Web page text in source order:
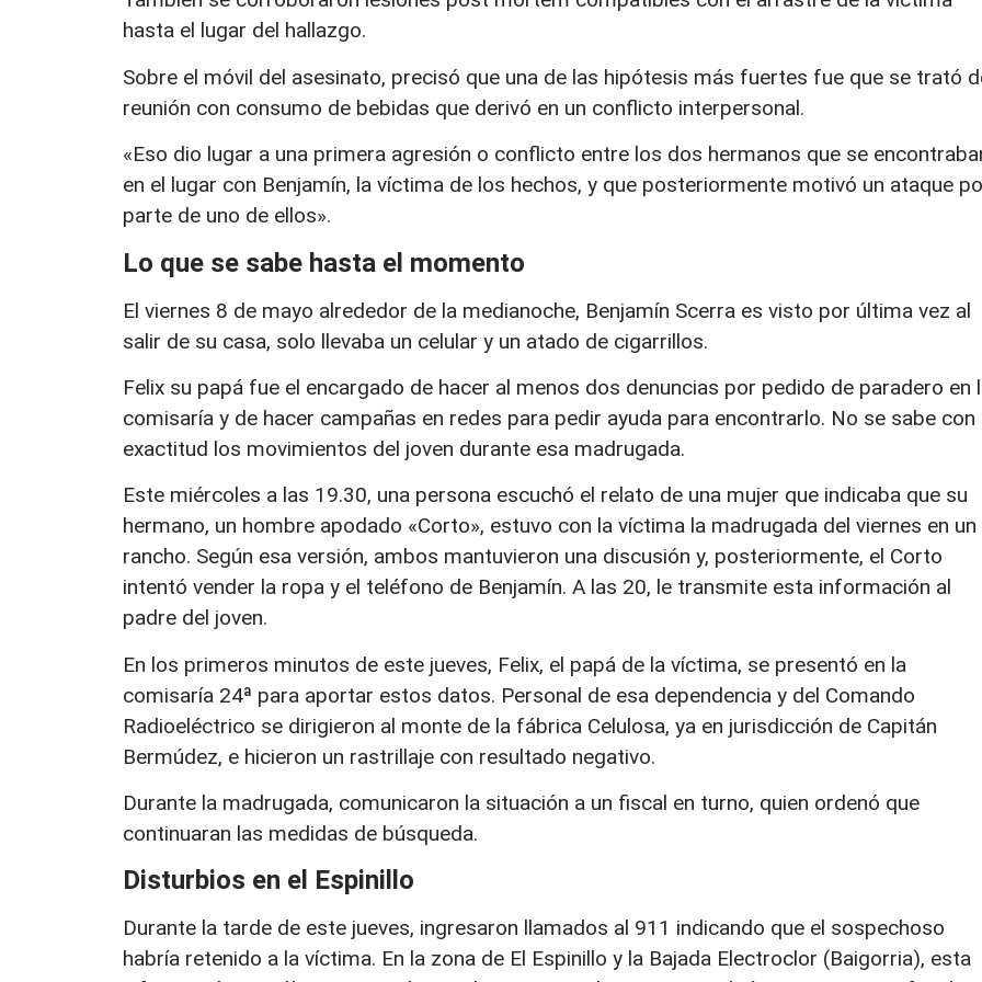
hasta el lugar del hallazgo.
Sobre el móvil del asesinato, precisó que una de las hipótesis más fuertes fue que se trató
reunión con consumo de bebidas que derivó en un conflicto interpersonal.
«Eso dio lugar a una primera agresión o conflicto entre los dos hermanos que se
en el lugar con Benjamín, la víctima de los hechos, y que posteriormente motivó un ataque
parte de uno de ellos».
Lo que se sabe hasta el momento
El viernes 8 de mayo alrededor de la medianoche, Benjamín Scerra es visto por última vez al
salir de su casa, solo llevaba un celular y un atado de cigarrillos.
Felix su papá fue el encargado de hacer al menos dos denuncias por pedido de paradero en
comisaría y de hacer campañas en redes para pedir ayuda para encontrarlo. No se sabe con
exactitud los movimientos del joven durante esa madrugada.
Este miércoles a las 19.30, una persona escuchó el relato de una mujer que indicaba que su
hermano, un hombre apodado «Corto», estuvo con la víctima la madrugada del viernes en un
rancho. Según esa versión, ambos mantuvieron una discusión y, posteriormente, el Corto
intentó vender la ropa y el teléfono de Benjamín. A las 20, le transmite esta información al
padre del joven.
En los primeros minutos de este jueves, Felix, el papá de la víctima, se presentó en la
comisaría 24ª para aportar estos datos. Personal de esa dependencia y del Comando
Radioeléctrico se dirigieron al monte de la fábrica Celulosa, ya en jurisdicción de Capitán
Bermúdez, e hicieron un rastrillaje con resultado negativo.
Durante la madrugada, comunicaron la situación a un fiscal en turno, quien ordenó que
continuaran las medidas de búsqueda.
Disturbios en el Espinillo
Durante la tarde de este jueves, ingresaron llamados al 911 indicando que el sospechoso
habría retenido a la víctima. En la zona de El Espinillo y la Bajada Electroclor (Baigorria), esta